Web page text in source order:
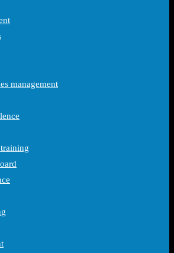
management